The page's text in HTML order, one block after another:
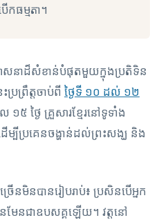
កធម្មតា។
សនាដ៏សំខាន់បំផុតមួយក្នុងប្រតិទិន
រព្រឹត្តចាប់ពី ថ្ងៃទី ១០ ដល់ ១២
១៥ ថ្ងៃ គ្រួសារខ្មែរនៅទូទាំង
ើម្បីប្រគេនចង្ហាន់ដល់ព្រះសង្ឃ និង
នមិនបានរៀបរាប់៖ ប្រសិនបើអ្នក
ែនជាឧបសគ្គឡើយ។ វត្តនៅ